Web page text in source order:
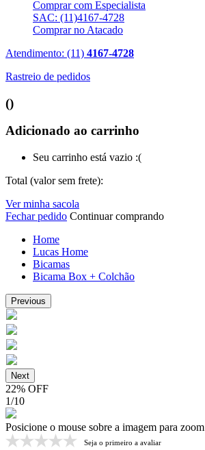
Comprar com Especialista
SAC: (11)4167-4728
Comprar no Atacado
Atendimento: (11) 4167-4728
Rastreio de pedidos
()
Adicionado ao carrinho
Seu carrinho está vazio :(
Total (valor sem frete):
Ver minha sacola
Fechar pedido Continuar comprando
Home
Lucas Home
Bicamas
Bicama Box + Colchão
Previous
Next
22% OFF
1/10
Posicione o mouse sobre a imagem para zoom
Seja o primeiro a avaliar